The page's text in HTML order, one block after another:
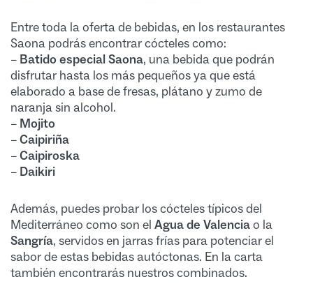
Entre toda la oferta de bebidas, en los restaurantes
Saona podrás encontrar cócteles como:
– Batido especial Saona, una bebida que podrán
disfrutar hasta los más pequeños ya que está
elaborado a base de fresas, plátano y zumo de
naranja sin alcohol.
– Mojito
–Caipiriña
–Caipiroska
– Daikiri
Además, puedes probar los cócteles típicos del
Mediterráneo como son el Agua de Valenciao la
Sangría, servidos en jarras frías para potenciar el
sabor de estas bebidas autóctonas. En la carta
también encontrarás nuestros combinados.